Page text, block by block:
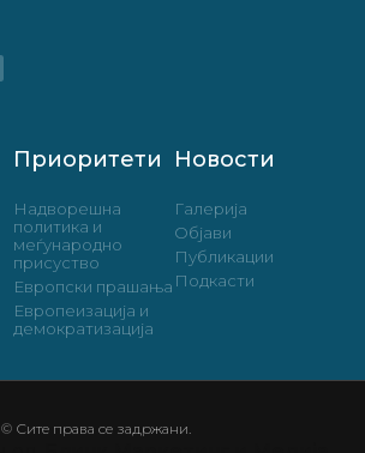
Приоритети
Надворешна
политика и
меѓународно
присуство
Европски прашања
Европеизација и
демократизација
Новости
Галерија
Објави
Публикации
Подкасти
© Сите права се задржани.